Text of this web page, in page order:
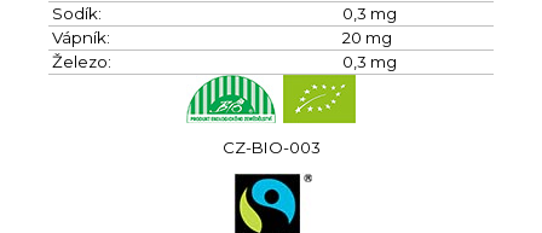
Sodík:
0,3 mg
Vápník:
20 mg
Železo:
0,3 mg
CZ-BIO-003